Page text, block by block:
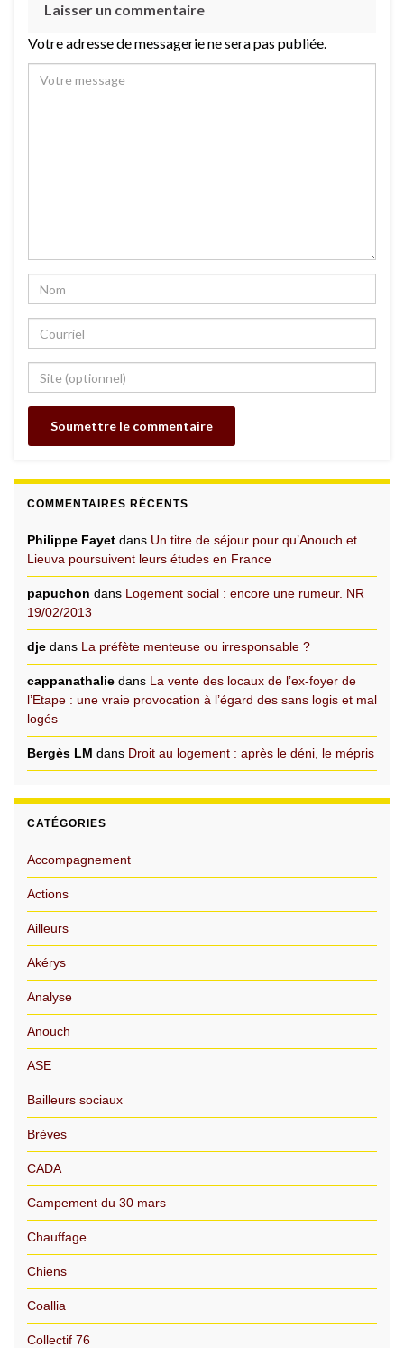
Laisser un commentaire
Votre adresse de messagerie ne sera pas publiée.
COMMENTAIRES RÉCENTS
Philippe Fayet dans Un titre de séjour pour qu’Anouch et
Lieuva poursuivent leurs études en France
papuchon dans Logement social : encore une rumeur. NR
19/02/2013
dje dans La préfète menteuse ou irresponsable ?
cappanathalie dans La vente des locaux de l’ex-foyer de
l’Etape : une vraie provocation à l’égard des sans logis et mal
logés
Bergès LM dans Droit au logement : après le déni, le mépris
CATÉGORIES
Accompagnement
Actions
Ailleurs
Akérys
Analyse
Anouch
ASE
Bailleurs sociaux
Brèves
CADA
Campement du 30 mars
Chauffage
Chiens
Coallia
Collectif 76